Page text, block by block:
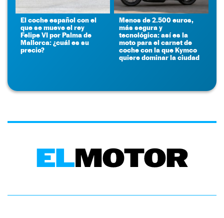
El coche español con el
que se mueve el rey
Felipe VI por Palma de
Mallorca: ¿cuál es su
precio?
Menos de 2.500 euros,
más segura y
tecnológica: así es la
moto para el carnet de
coche con la que Kymco
quiere dominar la ciudad